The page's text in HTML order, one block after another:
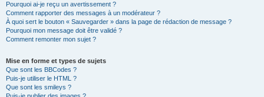
Pourquoi ai-je reçu un avertissement ?
Comment rapporter des messages à un modérateur ?
À quoi sert le bouton « Sauvegarder » dans la page de rédaction de message ?
Pourquoi mon message doit être validé ?
Comment remonter mon sujet ?
Mise en forme et types de sujets
Que sont les BBCodes ?
Puis-je utiliser le HTML ?
Que sont les smileys ?